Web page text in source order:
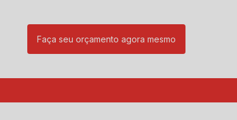
Faça seu orçamento agora mesmo